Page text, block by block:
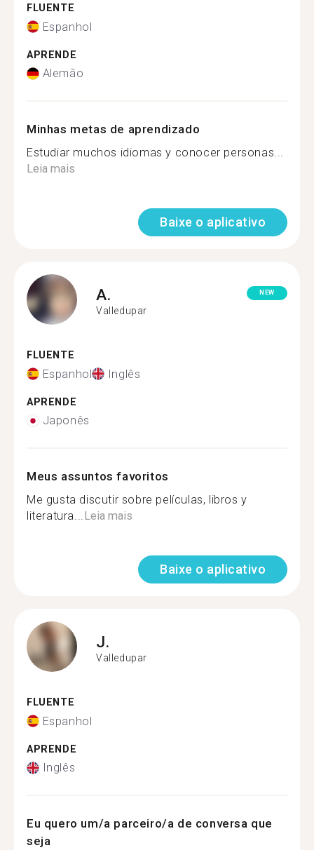
FLUENTE
Espanhol
APRENDE
Alemão
Minhas metas de aprendizado
Estudiar muchos idiomas y conocer personas...
Leia mais
Baixe o aplicativo
A.
Valledupar
NEW
FLUENTE
Espanhol Inglês
APRENDE
Japonês
Meus assuntos favoritos
Me gusta discutir sobre películas, libros y
literatura...Leia mais
Baixe o aplicativo
J.
Valledupar
FLUENTE
Espanhol
APRENDE
Inglês
Eu quero um/a parceiro/a de conversa que
seja